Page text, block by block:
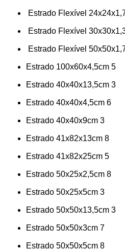
Estrado Flexível
Estrado Flexível
Estrado Flexível
Estrado 100x60x4,5cm 5
Estrado 40x40x13,5cm 3
Estrado 40x40x4,5cm 6
Estrado 40x40x9cm 3
Estrado 41x82x13cm 8
Estrado 41x82x25cm 5
Estrado 50x25x2,5cm 8
Estrado 50x25x5cm 3
Estrado 50x50x13,5cm 3
Estrado 50x50x3cm 7
Estrado 50x50x5cm 8